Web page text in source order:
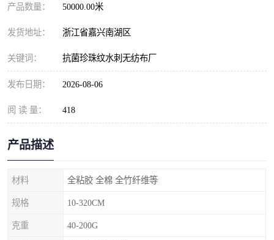
产品数量： 50000.00米
发货地址： 浙江省嘉兴南湖区
关键词： 抗菌珍珠纹水刺无纺布厂
发布日期： 2026-08-06
阅 读 量： 418
产品描述
材料 全粘胶 全棉 全竹纤维等
规格 10-320CM
克重 40-200G